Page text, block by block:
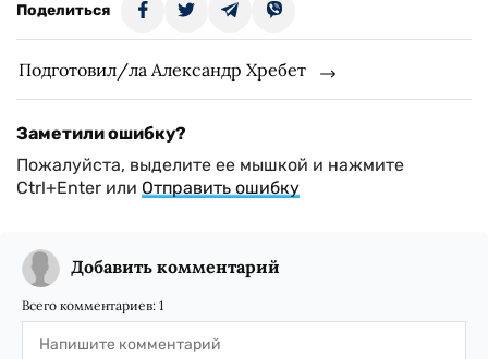
Поделиться
Подготовил/ла Александр Хребет
Заметили ошибку?
Пожалуйста, выделите ее мышкой и нажмите
Ctrl+Enter или Отправить ошибку
Добавить комментарий
Всего комментариев: 1